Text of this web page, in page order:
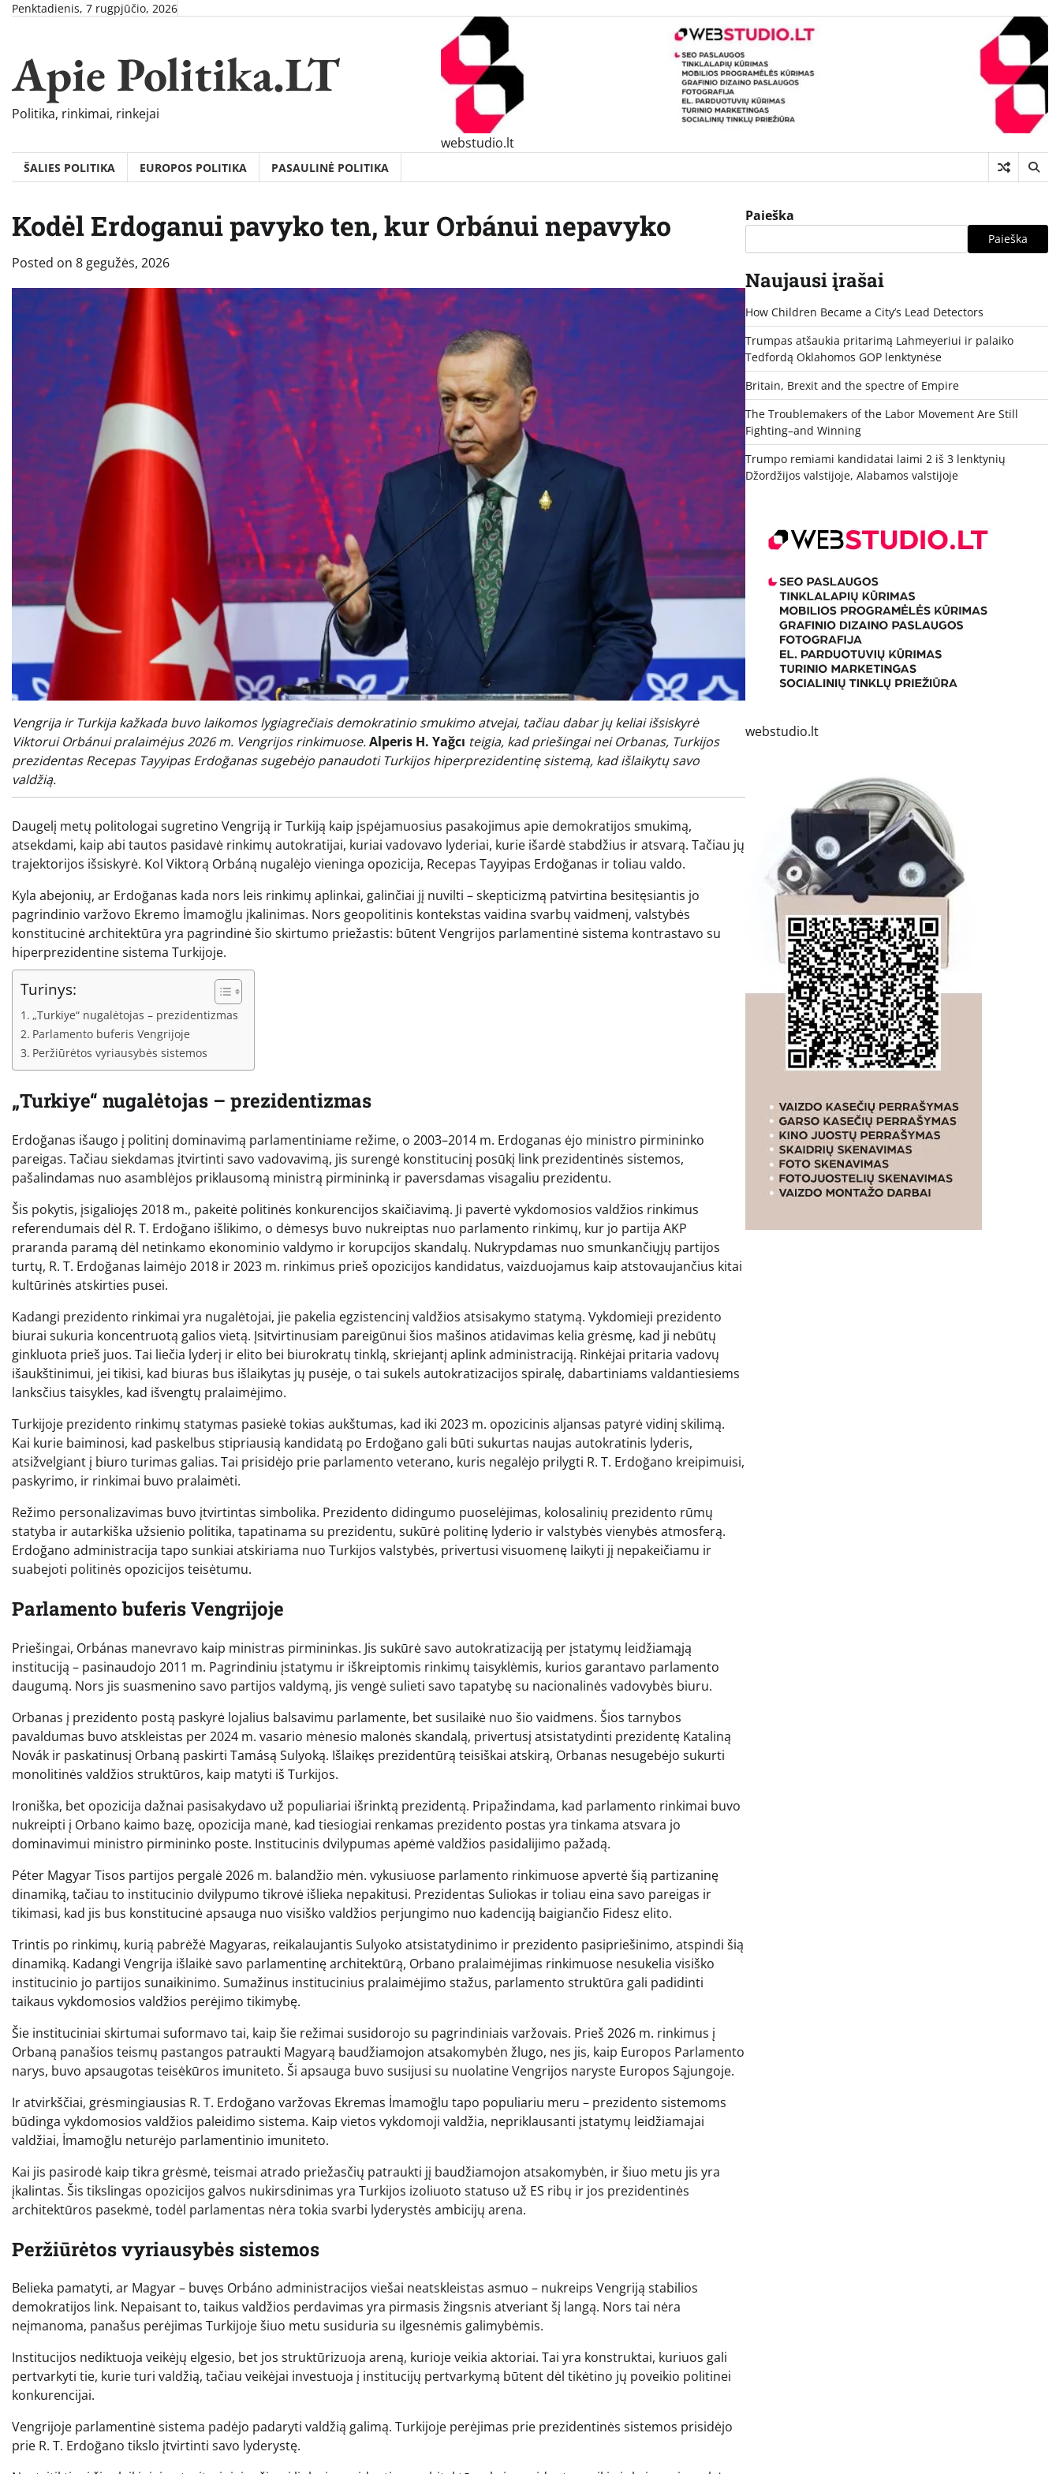
SkipPenktadienis, 7 rugpjūčio, 2026
Apie Politika.LT
Politika, rinkimai, rinkejai
webstudio.lt
ŠALIES POLITIKA EUROPOS POLITIKA PASAULINĖ POLITIKA
Kodėl Erdoganui pavyko ten, kur Orbánui nepavyko
Posted on 8 gegužės, 2026
Vengrija ir Turkija kažkada buvo laikomos lygiagrečiais demokratinio smukimo atvejai, tačiau dabar jų keliai išsiskyrė
Viktorui Orbánui pralaimėjus 2026 m. Vengrijos rinkimuose.Alperis H. Yağcı teigia, kad priešingai nei Orbanas, Turkijos
prezidentas Recepas Tayyipas Erdoğanas sugebėjo panaudoti Turkijos hiperprezidentinę sistemą, kad išlaikytų savo
valdžią.
Daugelį metų politologai sugretino Vengriją ir Turkiją kaip įspėjamuosius pasakojimus apie demokratijos smukimą,
atsekdami, kaip abi tautos pasidavė rinkimų autokratijai, kuriai vadovavo lyderiai, kurie išardė stabdžius ir atsvarą. Tačiau jų
trajektorijos išsiskyrė. Kol Viktorą Orbáną nugalėjo vieninga opozicija, Recepas Tayyipas Erdoğanas ir toliau valdo.
Kyla abejonių, ar Erdoğanas kada nors leis rinkimų aplinkai, galinčiai jį nuvilti – skepticizmą patvirtina besitęsiantis jo
pagrindinio varžovo Ekremo İmamoğlu įkalinimas. Nors geopolitinis kontekstas vaidina svarbų vaidmenį, valstybės
konstitucinė architektūra yra pagrindinė šio skirtumo priežastis: būtent Vengrijos parlamentinė sistema kontrastavo su
hiperprezidentine sistema Turkijoje.
Turinys:
„Turkiye“ nugalėtojas – prezidentizmas
Parlamento buferis Vengrijoje
Peržiūrėtos vyriausybės sistemos
„Turkiye“ nugalėtojas – prezidentizmas
Erdoğanas išaugo į politinį dominavimą parlamentiniame režime, o 2003–2014 m. Erdoganas ėjo ministro pirmininko
pareigas. Tačiau siekdamas įtvirtinti savo vadovavimą, jis surengė konstitucinį posūkį link prezidentinės sistemos,
pašalindamas nuo asamblėjos priklausomą ministrą pirmininką ir paversdamas visagaliu prezidentu.
Šis pokytis, įsigaliojęs 2018 m., pakeitė politinės konkurencijos skaičiavimą. Ji pavertė vykdomosios valdžios rinkimus
referendumais dėl R. T. Erdoğano išlikimo, o dėmesys buvo nukreiptas nuo parlamento rinkimų, kur jo partija AKP
praranda paramą dėl netinkamo ekonominio valdymo ir korupcijos skandalų. Nukrypdamas nuo smunkančiųjų partijos
turtų, R. T. Erdoğanas laimėjo 2018 ir 2023 m. rinkimus prieš opozicijos kandidatus, vaizduojamus kaip atstovaujančius kitai
kultūrinės atskirties pusei.
Kadangi prezidento rinkimai yra nugalėtojai, jie pakelia egzistencinį valdžios atsisakymo statymą. Vykdomieji prezidento
biurai sukuria koncentruotą galios vietą. Įsitvirtinusiam pareigūnui šios mašinos atidavimas kelia grėsmę, kad ji nebūtų
ginkluota prieš juos. Tai liečia lyderį ir elito bei biurokratų tinklą, skriejantį aplink administraciją. Rinkėjai pritaria vadovų
išaukštinimui, jei tikisi, kad biuras bus išlaikytas jų pusėje, o tai sukels autokratizacijos spiralę, dabartiniams valdantiesiems
lanksčius taisykles, kad išvengtų pralaimėjimo.
Turkijoje prezidento rinkimų statymas pasiekė tokias aukštumas, kad iki 2023 m. opozicinis aljansas patyrė vidinį skilimą.
Kai kurie baiminosi, kad paskelbus stipriausią kandidatą po Erdoğano gali būti sukurtas naujas autokratinis lyderis,
atsižvelgiant į biuro turimas galias. Tai prisidėjo prie parlamento veterano, kuris negalėjo prilygti R. T. Erdoğano kreipimuisi,
paskyrimo, ir rinkimai buvo pralaimėti.
Režimo personalizavimas buvo įtvirtintas simbolika. Prezidento didingumo puoselėjimas, kolosalinių prezidento rūmų
statyba ir autarkiška užsienio politika, tapatinama su prezidentu, sukūrė politinę lyderio ir valstybės vienybės atmosferą.
Erdoğano administracija tapo sunkiai atskiriama nuo Turkijos valstybės, privertusi visuomenę laikyti jį nepakeičiamu ir
suabejoti politinės opozicijos teisėtumu.
Parlamento buferis Vengrijoje
Priešingai, Orbánas manevravo kaip ministras pirmininkas. Jis sukūrė savo autokratizaciją per įstatymų leidžiamąją
instituciją – pasinaudojo 2011 m. Pagrindiniu įstatymu ir iškreiptomis rinkimų taisyklėmis, kurios garantavo parlamento
daugumą. Nors jis suasmenino savo partijos valdymą, jis vengė sulieti savo tapatybę su nacionalinės vadovybės biuru.
Orbanas į prezidento postą paskyrė lojalius balsavimu parlamente, bet susilaikė nuo šio vaidmens. Šios tarnybos
pavaldumas buvo atskleistas per 2024 m. vasario mėnesio malonės skandalą, privertusį atsistatydinti prezidentę Kataliną
Novák ir paskatinusį Orbaną paskirti Tamásą Sulyoką. Išlaikęs prezidentūrą teisiškai atskirą, Orbanas nesugebėjo sukurti
monolitinės valdžios struktūros, kaip matyti iš Turkijos.
Ironiška, bet opozicija dažnai pasisakydavo už populiariai išrinktą prezidentą. Pripažindama, kad parlamento rinkimai buvo
nukreipti į Orbano kaimo bazę, opozicija manė, kad tiesiogiai renkamas prezidento postas yra tinkama atsvara jo
dominavimui ministro pirmininko poste. Institucinis dvilypumas apėmė valdžios pasidalijimo pažadą.
Péter Magyar Tisos partijos pergalė 2026 m. balandžio mėn. vykusiuose parlamento rinkimuose apvertė šią partizaninę
dinamiką, tačiau to institucinio dvilypumo tikrovė išlieka nepakitusi. Prezidentas Suliokas ir toliau eina savo pareigas ir
tikimasi, kad jis bus konstitucinė apsauga nuo visiško valdžios perjungimo nuo kadenciją baigiančio Fidesz elito.
Trintis po rinkimų, kurią pabrėžė Magyaras, reikalaujantis Sulyoko atsistatydinimo ir prezidento pasipriešinimo, atspindi šią
dinamiką. Kadangi Vengrija išlaikė savo parlamentinę architektūrą, Orbano pralaimėjimas rinkimuose nesukelia visiško
institucinio jo partijos sunaikinimo. Sumažinus institucinius pralaimėjimo stažus, parlamento struktūra gali padidinti
taikaus vykdomosios valdžios perėjimo tikimybę.
Šie instituciniai skirtumai suformavo tai, kaip šie režimai susidorojo su pagrindiniais varžovais. Prieš 2026 m. rinkimus į
Orbaną panašios teismų pastangos patraukti Magyarą baudžiamojon atsakomybėn žlugo, nes jis, kaip Europos Parlamento
narys, buvo apsaugotas teisėkūros imuniteto. Ši apsauga buvo susijusi su nuolatine Vengrijos naryste Europos Sąjungoje.
Ir atvirkščiai, grėsmingiausias R. T. Erdoğano varžovas Ekremas İmamoğlu tapo populiariu meru – prezidento sistemoms
būdinga vykdomosios valdžios paleidimo sistema. Kaip vietos vykdomoji valdžia, nepriklausanti įstatymų leidžiamajai
valdžiai, İmamoğlu neturėjo parlamentinio imuniteto.
Kai jis pasirodė kaip tikra grėsmė, teismai atrado priežasčių patraukti jį baudžiamojon atsakomybėn, ir šiuo metu jis yra
įkalintas. Šis tikslingas opozicijos galvos nukirsdinimas yra Turkijos izoliuoto statuso už ES ribų ir jos prezidentinės
architektūros pasekmė, todėl parlamentas nėra tokia svarbi lyderystės ambicijų arena.
Peržiūrėtos vyriausybės sistemos
Belieka pamatyti, ar Magyar – buvęs Orbáno administracijos viešai neatskleistas asmuo – nukreips Vengriją stabilios
demokratijos link. Nepaisant to, taikus valdžios perdavimas yra pirmasis žingsnis atveriant šį langą. Nors tai nėra
neįmanoma, panašus perėjimas Turkijoje šiuo metu susiduria su ilgesnėmis galimybėmis.
Institucijos nediktuoja veikėjų elgesio, bet jos struktūrizuoja areną, kurioje veikia aktoriai. Tai yra konstruktai, kuriuos gali
pertvarkyti tie, kurie turi valdžią, tačiau veikėjai investuoja į institucijų pertvarkymą būtent dėl ​​tikėtino jų poveikio politinei
konkurencijai.
Vengrijoje parlamentinė sistema padėjo padaryti valdžią galimą. Turkijoje perėjimas prie prezidentinės sistemos prisidėjo
prie R. T. Erdoğano tikslo įtvirtinti savo lyderystę.
Paieška
Paieška
Naujausi įrašai
How Children Became a City’s Lead Detectors
Trumpas atšaukia pritarimą Lahmeyeriui ir palaiko
Tedfordą Oklahomos GOP lenktynėse
Britain, Brexit and the spectre of Empire
The Troublemakers of the Labor Movement Are Still
Fighting–and Winning
Trumpo remiami kandidatai laimi 2 iš 3 lenktynių
Džordžijos valstijoje, Alabamos valstijoje
webstudio.lt